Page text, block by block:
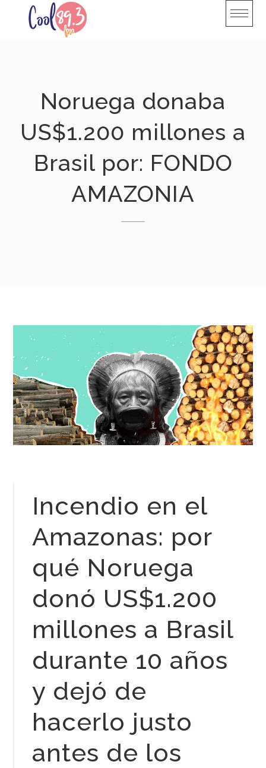
Noruega donaba
US$1.200 millones a
Brasil por: FONDO
AMAZONIA
Incendio en el
Amazonas: por
qué Noruega
donó US$1.200
millones a Brasil
durante 10 años
y dejó de
hacerlo justo
antes de los